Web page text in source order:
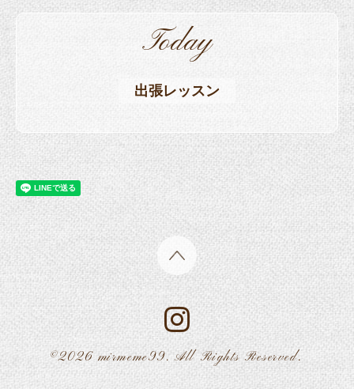
Today
出張レッスン
©2026mirmeme99. All Rights Reserved.